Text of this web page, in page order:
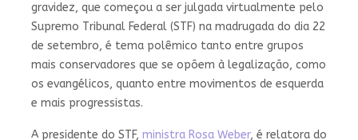
gravidez, que começou a ser julgada virtualmente pelo
Supremo Tribunal Federal (STF) na madrugada do dia 22
de setembro, é tema polêmico tanto entre grupos
mais conservadores que se opõem à legalização, como
os evangélicos, quanto entre movimentos de esquerda
e mais progressistas.
A presidente do STF, ministra Rosa Weber, é relatora do